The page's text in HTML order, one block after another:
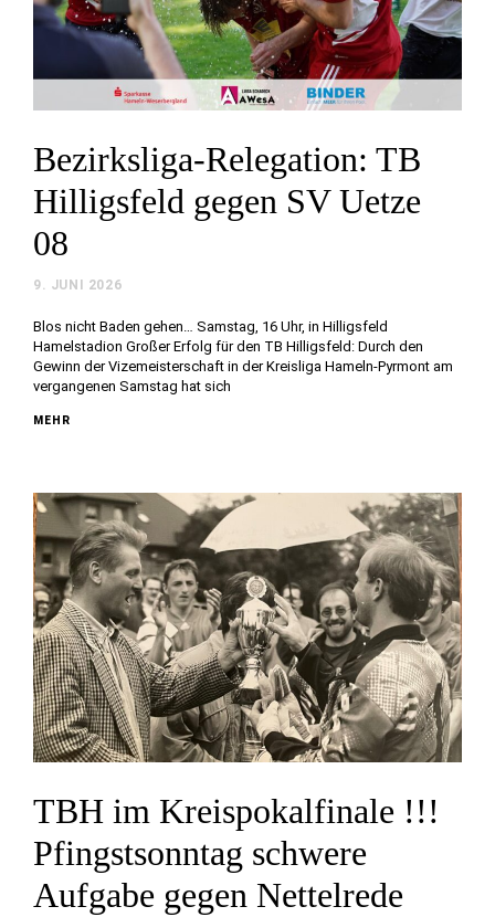
Bezirksliga-Relegation: TB
Hilligsfeld gegen SV Uetze
08
9. JUNI 2026
Blos nicht Baden gehen… Samstag, 16 Uhr, in Hilligsfeld
Hamelstadion Großer Erfolg für den TB Hilligsfeld: Durch den
Gewinn der Vizemeisterschaft in der Kreisliga Hameln-Pyrmont am
vergangenen Samstag hat sich
MEHR
TBH im Kreispokalfinale !!!
Pfingstsonntag schwere
Aufgabe gegen Nettelrede